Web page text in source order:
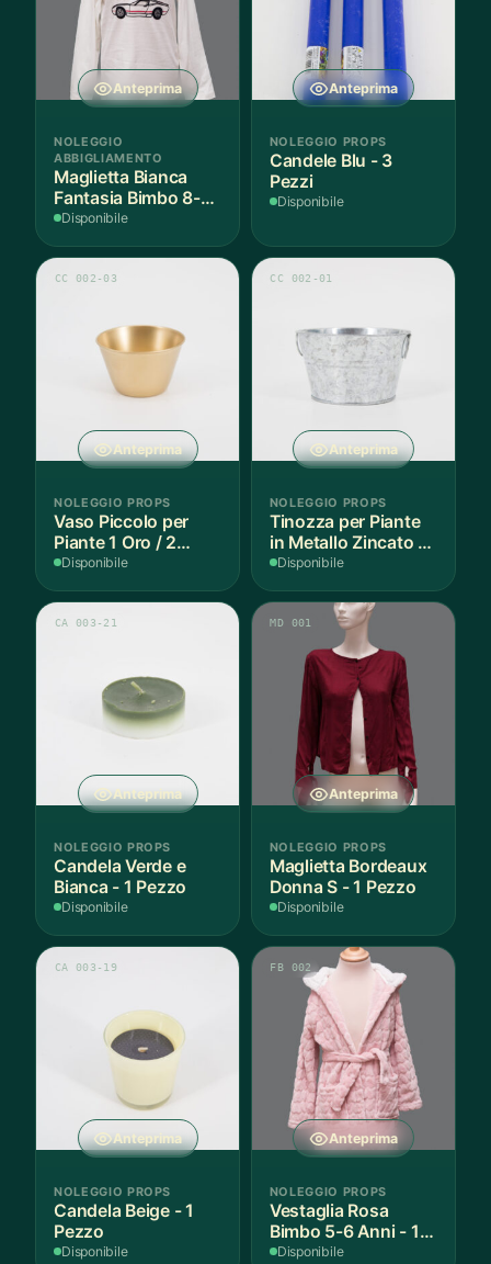
Anteprima
NOLEGGIO
ABBIGLIAMENTO
Maglietta Bianca
Fantasia Bimbo 8-9
Anni Cotone - 1
Disponibile
Anteprima
NOLEGGIO PROPS
Candele Blu - 3
Pezzi
Disponibile
Anteprima
CC 002-03
NOLEGGIO PROPS
Vaso Piccolo per
Piante 1 Oro / 2
Argento - 3 Pezzi
Disponibile
Anteprima
CC 002-01
NOLEGGIO PROPS
Tinozza per Piante
in Metallo Zincato -
3 Pezzi
Disponibile
Anteprima
CA 003-21
NOLEGGIO PROPS
Candela Verde e
Bianca - 1 Pezzo
Disponibile
Anteprima
MD 001
NOLEGGIO PROPS
Maglietta Bordeaux
Donna S - 1 Pezzo
Disponibile
Anteprima
CA 003-19
NOLEGGIO PROPS
Candela Beige - 1
Pezzo
Disponibile
Anteprima
FB 002
NOLEGGIO PROPS
Vestaglia Rosa
Bimbo 5-6 Anni - 1
Pezzo
Disponibile